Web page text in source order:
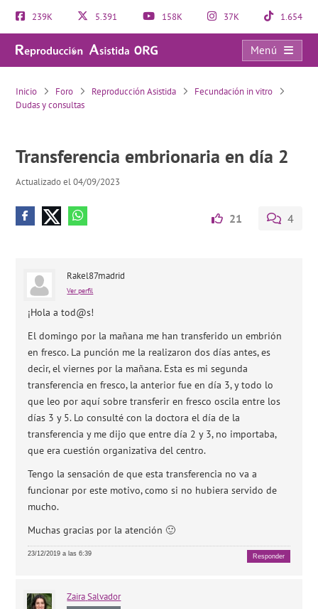
239K 5.391 158K 37K 1.654
Menú
Transferencia embrionaria en día 2
Inicio Foro Reproducción Asistida
Fecundación in vitro
Dudas y consultas
Transferencia embrionaria en día 2
Actualizado el 04/09/2023
21 4
Rakel87madrid
Ver perfil
¡Hola a tod@s!
El domingo por la mañana me han transferido un embrión
en fresco. La punción me la realizaron dos días antes, es
decir, el viernes por la mañana. Esta es mi segunda
transferencia en fresco, la anterior fue en día 3, y todo lo
que leo por aquí sobre transferir en fresco oscila entre los
días 3 y 5. Lo consulté con la doctora el día de la
transferencia y me dijo que entre día 2 y 3, no importaba,
que era cuestión organizativa del centro.
Tengo la sensación de que esta transferencia no va a
funcionar por este motivo, como si no hubiera servido de
mucho.
Muchas gracias por la atención 🙂
23/12/2019 a las 6:39 Responder
Zaira Salvador